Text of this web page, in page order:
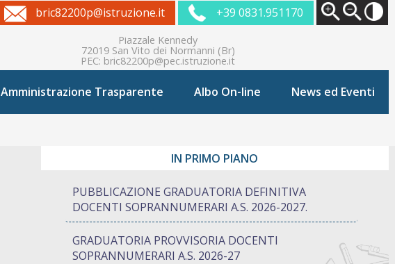
bric82200p@istruzione.it +39 0831.951170
Piazzale Kennedy
72019 San Vito dei Normanni (Br)
PEC: bric82200p@pec.istruzione.it
Amministrazione Trasparente Albo On-line News ed Eventi
IN PRIMO PIANO
PUBBLICAZIONE GRADUATORIA DEFINITIVA
DOCENTI SOPRANNUMERARI A.S. 2026-2027.
GRADUATORIA PROVVISORIA DOCENTI
SOPRANNUMERARI A.S. 2026-27